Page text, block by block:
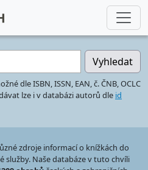
Vyhledat
dle ISBN, ISSN, EAN, č. ČNB, OCLC
lze i v databázi autorů dle id
zdroje informací o knížkách do
služby. Naše databáze v tuto chvíli